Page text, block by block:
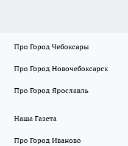
Про Город Чебоксары
Про Город Новочебоксарск
Про Город Ярославль
Наша Газета
Про Город Иваново